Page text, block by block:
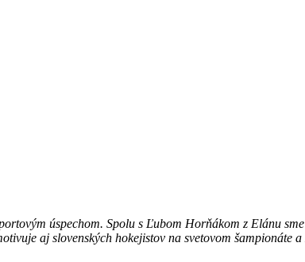
úspechom. Spolu s Ľubom Horňákom z Elánu
aj slovenských hokejistov na svetovom šampionáte